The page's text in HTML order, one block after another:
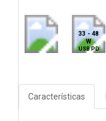
33 - 48
W
USB PD
Características